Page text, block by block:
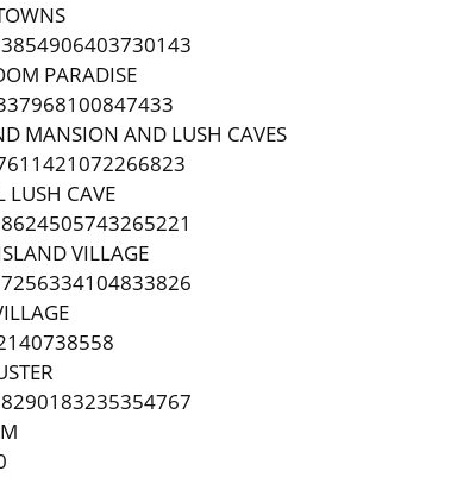
PARADISE
MANSION AND LUSH CAVES
LUSH CAVE
VILLAGE